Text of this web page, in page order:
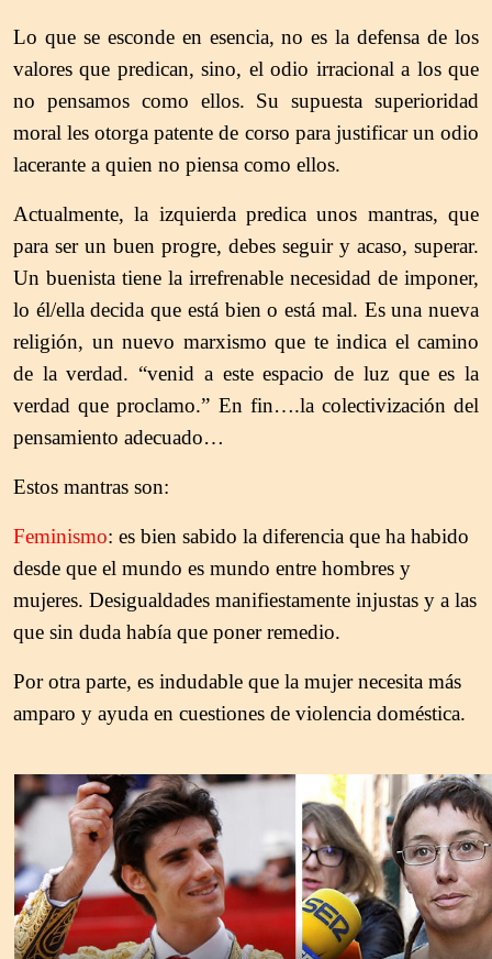
Lo que se esconde en esencia, no es la defensa de los
valores que predican, sino, el odio irracional a los que
no pensamos como ellos. Su supuesta superioridad
moral les otorga patente de corso para justificar un odio
lacerante a quien no piensa como ellos.
Actualmente, la izquierda predica unos mantras, que
para ser un buen progre, debes seguir y acaso, superar.
Un buenista tiene la irrefrenable necesidad de imponer,
lo él/ella decida que está bien o está mal. Es una nueva
religión, un nuevo marxismo que te indica el camino
de la verdad. “venid a este espacio de luz que es la
verdad que proclamo.” En fin….la colectivización del
pensamiento adecuado…
Estos mantras son:
Feminismo: es bien sabido la diferencia que ha habido
desde que el mundo es mundo entre hombres y
mujeres. Desigualdades manifiestamente injustas y a las
que sin duda había que poner remedio.
Por otra parte, es indudable que la mujer necesita más
amparo y ayuda en cuestiones de violencia doméstica.